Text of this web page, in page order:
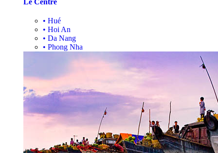
• Hué
• Hoi An
• Da Nang
• Phong Nha